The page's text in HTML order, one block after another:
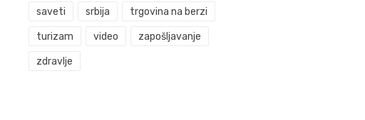
saveti srbija trgovina na berzi
turizam video zapošljavanje
zdravlje